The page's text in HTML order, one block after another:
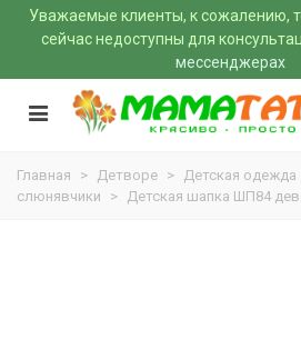
Уважаемые клиенты, к сожалению,
сейчас недоступны для
мессенджерах
Главная > Детворе > Детская одежда
слюнявчики
> Детская шапка ШП84